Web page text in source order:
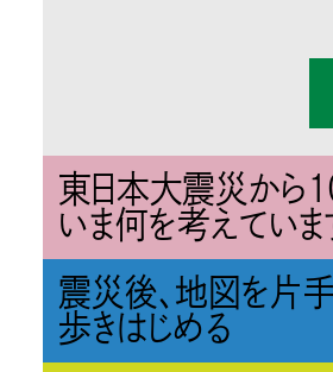
東日本大震災から
いま何を考えていま
震災後、地図を片
歩きはじめる